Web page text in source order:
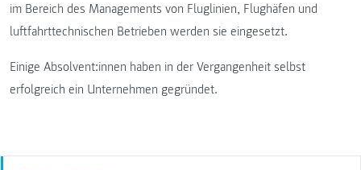
im Bereich des Managements von Fluglinien, Flughäfen und
luftfahrttechnischen Betrieben werden sie eingesetzt.
Einige Absolvent:innen haben in der Vergangenheit selbst
erfolgreich ein Unternehmen gegründet.